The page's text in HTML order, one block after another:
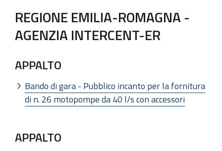
REGIONE EMILIA-ROMAGNA -
AGENZIA INTERCENT-ER
APPALTO
Bando di gara - Pubblico incanto per la fornitura
di n. 26 motopompe da 40 l/s con accessori
APPALTO